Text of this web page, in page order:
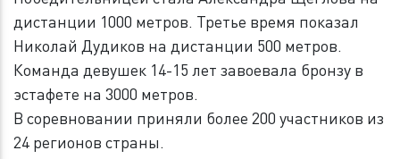
дистанции 1000 метров. Третье время показал
Николай Дудиков на дистанции 500 метров.
Команда девушек 14-15 лет завоевала бронзу в
эстафете на 3000 метров.
В соревновании приняли более 200 участников из
24 регионов страны.